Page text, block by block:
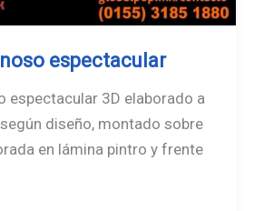
espectacular
espectacular 3D elaborado a
diseño, montado sobre
en lámina pintro y frente